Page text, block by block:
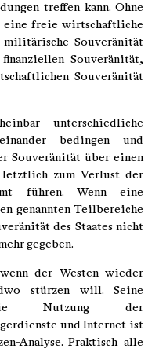
treffen kann. Ohne
eine freie wirtschaftliche
Souveränität
Souveränität,
Souveränität
unterschiedliche
bedingen und
Souveränität über einen
zum Verlust der
führen. Wenn eine
genannten Teilbereiche
des Staates nicht
gegeben.
der Westen wieder
stürzen will. Seine
Nutzung der
und Internet ist
Analyse. Praktisch alle